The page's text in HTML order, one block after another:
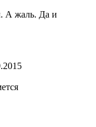
А жаль. Да и